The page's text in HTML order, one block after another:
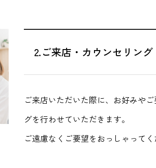
2.ご来店・カウンセリング
ご来店いただいた際に、お好みや
グを行わせていただきます。
ご遠慮なくご要望をおっしゃってく